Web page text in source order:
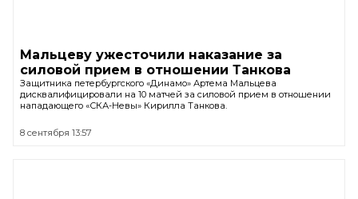
Мальцеву ужесточили наказание за
силовой прием в отношении Танкова
Защитника петербургского «Динамо» Артема Мальцева
дисквалифицировали на 10 матчей за силовой прием в отношении
нападающего «СКА-Невы» Кирилла Танкова.
8 сентября 13:57